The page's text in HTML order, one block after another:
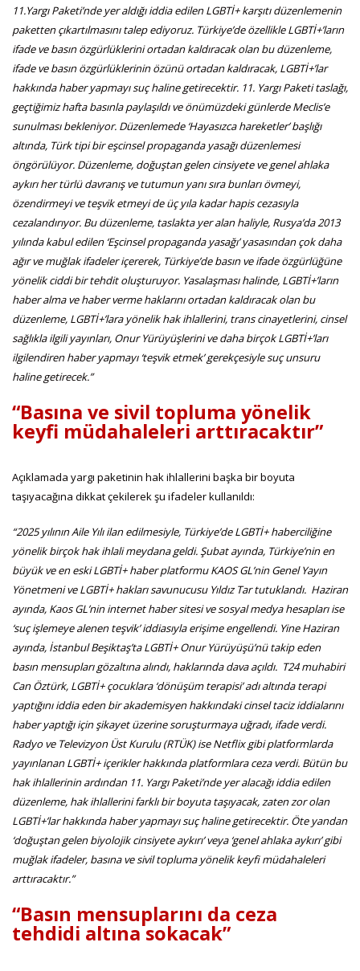
11.Yargı Paketi’nde yer aldığı iddia edilen LGBTİ+ karşıtı düzenlemenin
paketten çıkartılmasını talep ediyoruz. Türkiye’de özellikle LGBTİ+’ların
ifade ve basın özgürlüklerini ortadan kaldıracak olan bu düzenleme,
ifade ve basın özgürlüklerinin özünü ortadan kaldıracak, LGBTİ+’lar
hakkında haber yapmayı suç haline getirecektir. 11. Yargı Paketi taslağı,
geçtiğimiz hafta basınla paylaşıldı ve önümüzdeki günlerde Meclis’e
sunulması bekleniyor. Düzenlemede ‘Hayasızca hareketler’ başlığı
altında, Türk tipi bir eşcinsel propaganda yasağı düzenlemesi
öngörülüyor. Düzenleme, doğuştan gelen cinsiyete ve genel ahlaka
aykırı her türlü davranış ve tutumun yanı sıra bunları övmeyi,
özendirmeyi ve teşvik etmeyi de üç yıla kadar hapis cezasıyla
cezalandırıyor. Bu düzenleme, taslakta yer alan haliyle, Rusya’da 2013
yılında kabul edilen ‘Eşcinsel propaganda yasağı’ yasasından çok daha
ağır ve muğlak ifadeler içererek, Türkiye’de basın ve ifade özgürlüğüne
yönelik ciddi bir tehdit oluşturuyor. Yasalaşması halinde, LGBTİ+’ların
haber alma ve haber verme haklarını ortadan kaldıracak olan bu
düzenleme, LGBTİ+’lara yönelik hak ihlallerini, trans cinayetlerini, cinsel
sağlıkla ilgili yayınları, Onur Yürüyüşlerini ve daha birçok LGBTİ+’ları
ilgilendiren haber yapmayı ‘teşvik etmek’ gerekçesiyle suç unsuru
haline getirecek.”
“Basına ve sivil topluma yönelik
keyfi müdahaleleri arttıracaktır”
Açıklamada yargı paketinin hak ihlallerini başka bir boyuta
taşıyacağına dikkat çekilerek şu ifadeler kullanıldı:
“2025 yılının Aile Yılı ilan edilmesiyle, Türkiye’de LGBTİ+ haberciliğine
yönelik birçok hak ihlali meydana geldi. Şubat ayında, Türkiye’nin en
büyük ve en eski LGBTİ+ haber platformu KAOS GL’nin Genel Yayın
Yönetmeni ve LGBTİ+ hakları savunucusu Yıldız Tar tutuklandı. Haziran
ayında, Kaos GL’nin internet haber sitesi ve sosyal medya hesapları ise
‘suç işlemeye alenen teşvik’ iddiasıyla erişime engellendi. Yine Haziran
ayında, İstanbul Beşiktaş’ta LGBTİ+ Onur Yürüyüşü’nü takip eden
basın mensupları gözaltına alındı, haklarında dava açıldı. T24 muhabiri
Can Öztürk, LGBTİ+ çocuklara ‘dönüşüm terapisi’ adı altında terapi
yaptığını iddia eden bir akademisyen hakkındaki cinsel taciz iddialarını
haber yaptığı için şikayet üzerine soruşturmaya uğradı, ifade verdi.
Radyo ve Televizyon Üst Kurulu (RTÜK) ise Netflix gibi platformlarda
yayınlanan LGBTİ+ içerikler hakkında platformlara ceza verdi. Bütün bu
hak ihlallerinin ardından 11. Yargı Paketi’nde yer alacağı iddia edilen
düzenleme, hak ihlallerini farklı bir boyuta taşıyacak, zaten zor olan
LGBTİ+’lar hakkında haber yapmayı suç haline getirecektir. Öte yandan
‘doğuştan gelen biyolojik cinsiyete aykırı’ veya ‘genel ahlaka aykırı’ gibi
muğlak ifadeler, basına ve sivil topluma yönelik keyfi müdahaleleri
arttıracaktır.”
“Basın mensuplarını da ceza
tehdidi altına sokacak”